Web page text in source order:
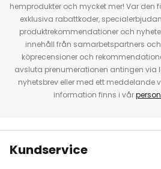
hemprodukter och mycket mer! Var
exklusiva rabattkoder,
produktrekommendationer och
innehåll från samarbetspartners
köprecensioner och
avsluta prenumerationen antingen via
nyhetsbrev eller med ett meddelande
information finns i vår
Kundservice